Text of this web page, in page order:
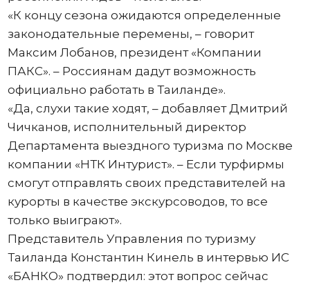
«К концу сезона ожидаются определенные
законодательные перемены, – говорит
Максим Лобанов, президент «Компании
ПАКС». – Россиянам дадут возможность
официально работать в Таиланде».
«Да, слухи такие ходят, – добавляет Дмитрий
Чичканов, исполнительный директор
Департамента выездного туризма по Москве
компании «НТК Интурист». – Если турфирмы
смогут отправлять своих представителей на
курорты в качестве экскурсоводов, то все
только выиграют».
Представитель Управления по туризму
Таиланда Константин Кинель в интервью ИС
«БАНКО» подтвердил: этот вопрос сейчас